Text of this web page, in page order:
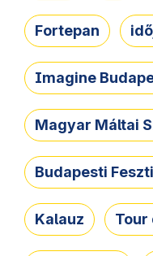
Fortepan
Imagine
Magyar Máltai
Budapesti
Kalauz Tour